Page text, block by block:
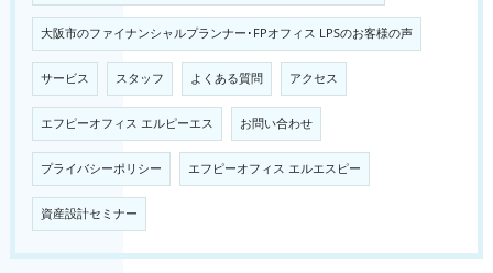
大阪市のファイナンシャルプランナー･FPオフィス LPSのお客様の声
サービス スタッフ よくある質問 アクセス
エフピーオフィス エルピーエス お問い合わせ
プライバシーポリシー エフピーオフィス エルエスピー
資産設計セミナー